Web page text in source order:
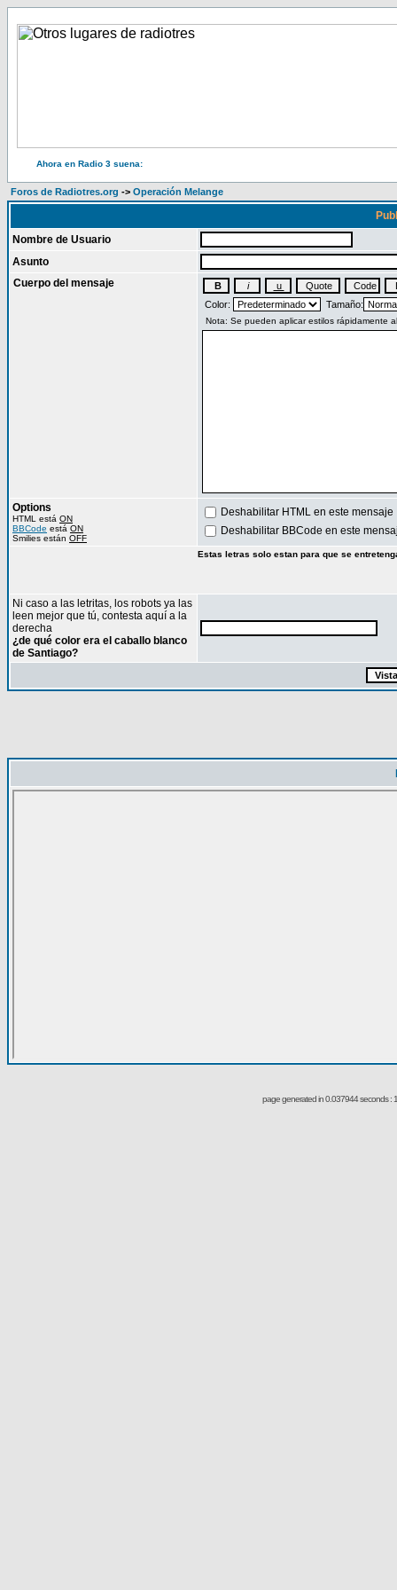
Ahora en Radio 3 suena:
Foros de Radiotres.org -> Operación Melange
Nombre de Usuario
Asunto
Cuerpo del mensaje
Color: Tamaño:
Options
HTML está ON
BBCode está ON
Smilies están OFF
Deshabilitar HTML en este mensaje
Deshabilitar BBCode en este
Estas letras solo estan para que se
Ni caso a las letritas, los robots ya las
leen mejor que tú, contesta aquí a la
derecha
¿de qué color era el caballo blanco
de Santiago?
page generated in 0.037944 seconds :